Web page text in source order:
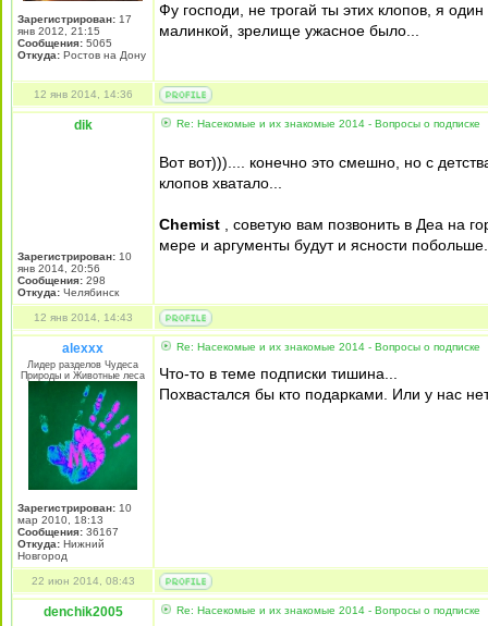
Зарегистрирован: 17
янв 2012, 21:15
Сообщения: 5065
Откуда: Ростов на Дону
Фу господи, не трогай ты этих клопов, я
малинкой, зрелище ужасное было...
12 янв 2014, 14:36
dik
Зарегистрирован: 10
янв 2014, 20:56
Сообщения: 298
Откуда: Челябинск
Re: Насекомые и их знакомые 2014 - Вопросы о подписке
Вот вот))).... конечно это смешно, но с
клопов хватало...
Chemist , советую вам позвонить в Деа на
мере и аргументы будут и ясности побольше.
12 янв 2014, 14:43
alexxx
Лидер разделов Чудеса
Природы и Животные леса
Зарегистрирован: 10
мар 2010, 18:13
Сообщения: 36167
Откуда: Нижний
Новгород
Re: Насекомые и их знакомые 2014 - Вопросы о подписке
Что-то в теме подписки тишина...
Похвастался бы кто подарками. Или у нас
22 июн 2014, 08:43
denchik2005 Re: Насекомые и их знакомые 2014 - Вопросы о подписке